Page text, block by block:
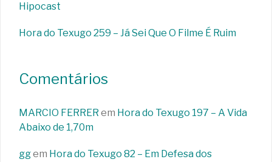
Hipocast
Hora do Texugo 259 – Já Sei Que O Filme É Ruim
Comentários
MARCIO FERRER em Hora do Texugo 197 – A Vida
Abaixo de 1,70m
ggem Hora do Texugo 82 – Em Defesa dos